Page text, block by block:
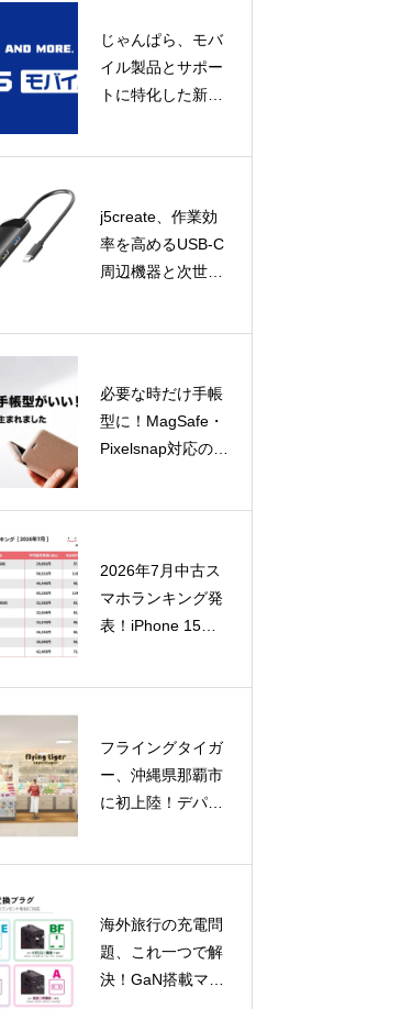
じゃんぱら、モバ
イル製品とサポー
トに特化した新コ
j5create、作業効
率を高めるUSB-C
周辺機器と次世代
必要な時だけ手帳
型に！MagSafe・
Pixelsnap対応の着
2026年7月中古ス
マホランキング発
表！iPhone 15が
フライングタイガ
ー、沖縄県那覇市
に初上陸！デパー
も
海外旅行の充電問
題、これ一つで解
決！GaN搭載マル